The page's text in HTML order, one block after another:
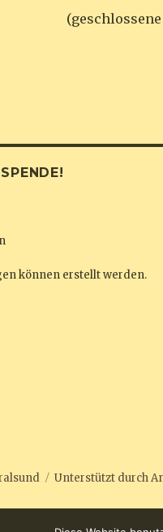
können erstellt werden.
Unterstützt durch